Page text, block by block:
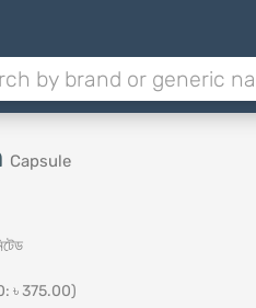
Capsule
৳ 375.00)